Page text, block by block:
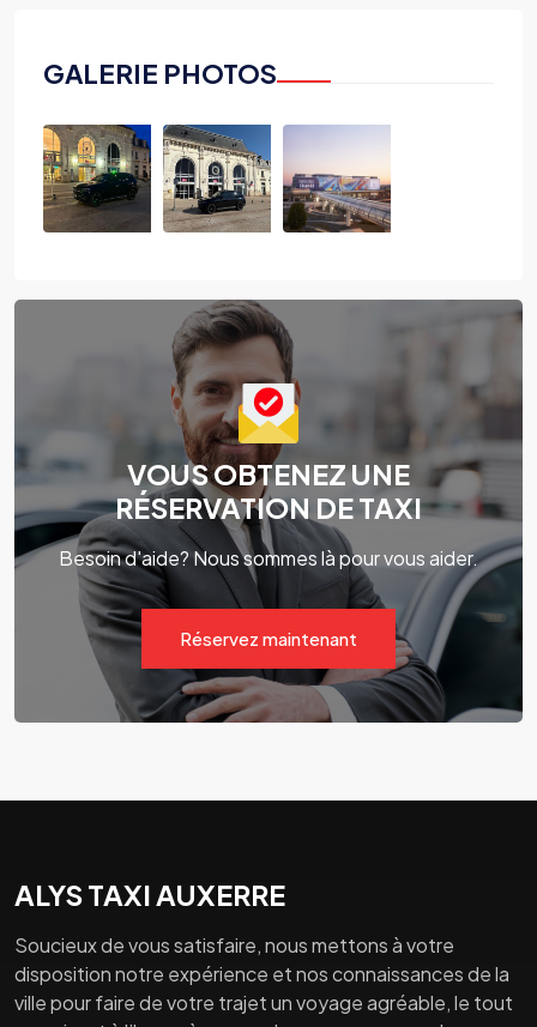
GALERIE PHOTOS
VOUS OBTENEZ UNE
RÉSERVATION DE TAXI
Besoin d'aide? Nous sommes là pour vous aider.
Réservez maintenant
ALYS TAXI AUXERRE
Soucieux de vous satisfaire, nous mettons à votre
disposition notre expérience et nos connaissances de la
ville pour faire de votre trajet un voyage agréable, le tout